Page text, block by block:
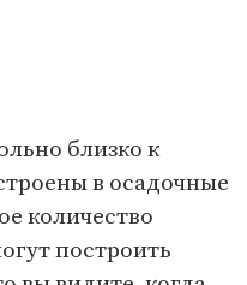
близко к
в осадочные
количество
построить